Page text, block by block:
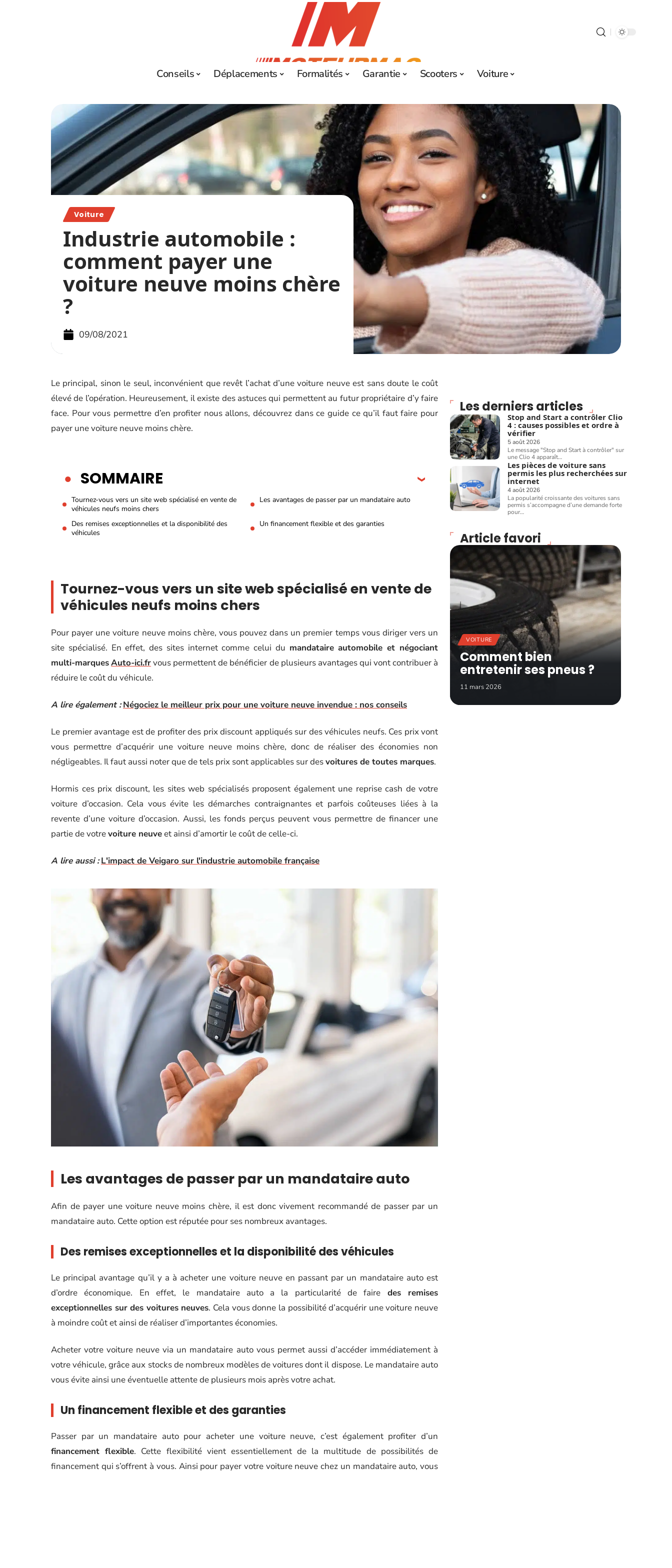
Conseils Déplacements Formalités Garantie Scooters Voiture
Voiture
Industrie automobile :
comment payer une
voiture neuve moins chère
?
09/08/2021
Le principal, sinon le seul, inconvénient que revêt l’achat d’une voiture neuve est sans doute le coût
élevé de l’opération. Heureusement, il existe des astuces qui permettent au futur propriétaire d’y faire
face. Pour vous permettre d’en profiter nous allons, découvrez dans ce guide ce qu’il faut faire pour
payer une voiture neuve moins chère.
SOMMAIRE
Tournez-vous vers un site web spécialisé en vente de
véhicules neufs moins chers
Les avantages de passer par un mandataire auto
Des remises exceptionnelles et la disponibilité des
véhicules
Un financement flexible et des garanties
Tournez-vous vers un site web spécialisé en vente de
véhicules neufs moins chers
Pour payer une voiture neuve moins chère, vous pouvez dans un premier temps vous diriger vers un
site spécialisé. En effet, des sites internet comme celui du mandataire automobile et négociant
multi-marquesAuto-ici.frvous permettent de bénéficier de plusieurs avantages qui vont contribuer à
réduire le coût du véhicule.
A lire également : Négociez le meilleur prix pour une voiture neuve invendue : nos conseils
Le premier avantage est de profiter des prix discount appliqués sur des véhicules neufs. Ces prix vont
vous permettre d’acquérir une voiture neuve moins chère, donc de réaliser des économies non
négligeables. Il faut aussi noter que de tels prix sont applicables sur desvoitures de toutes marques.
Hormis ces prix discount, les sites web spécialisés proposent également une reprise cash de votre
voiture d’occasion. Cela vous évite les démarches contraignantes et parfois coûteuses liées à la
revente d’une voiture d’occasion. Aussi, les fonds perçus peuvent vous permettre de financer une
partie de votrevoiture neuveet ainsi d’amortir le coût de celle-ci.
A lire aussi : L'impact de Veigaro sur l'industrie automobile française
Les avantages de passer par un mandataire auto
Afin de payer une voiture neuve moins chère, il est donc vivement recommandé de passer par un
mandataire auto. Cette option est réputée pour ses nombreux avantages.
Des remises exceptionnelles et la disponibilité des véhicules
Le principal avantage qu’il y a à acheter une voiture neuve en passant par un mandataire auto est
d’ordre économique. En effet, le mandataire auto a la particularité de faire des remises
exceptionnelles sur des voitures neuves. Cela vous donne la possibilité d’acquérir une voiture neuve
à moindre coût et ainsi de réaliser d’importantes économies.
Acheter votre voiture neuve via un mandataire auto vous permet aussi d’accéder immédiatement à
votre véhicule, grâce aux stocks de nombreux modèles de voitures dont il dispose. Le mandataire auto
vous évite ainsi une éventuelle attente de plusieurs mois après votre achat.
Un financement flexible et des garanties
Passer par un mandataire auto pour acheter une voiture neuve, c’est également profiter d’un
financement flexible. Cette flexibilité vient essentiellement de la multitude de possibilités de
financement qui s’offrent à vous. Ainsi pour payer votre voiture neuve chez un mandataire auto, vous
Les derniers articles
Stop and Start a contrôler Clio
4 : causes possibles et ordre à
vérifier
5 août 2026
Le message "Stop and Start à contrôler" sur
une Clio 4 apparaît…
Les pièces de voiture sans
permis les plus recherchées sur
internet
4 août 2026
La popularité croissante des voitures sans
permis s’accompagne d’une demande forte
pour…
Article favori
VOITURE
Comment bien
entretenir ses pneus ?
11 mars 2026